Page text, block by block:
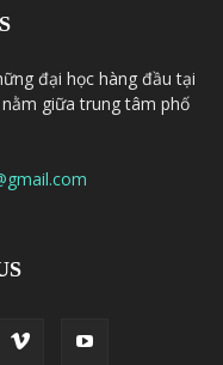
đại học hàng đầu tại
giữa trung tâm phố